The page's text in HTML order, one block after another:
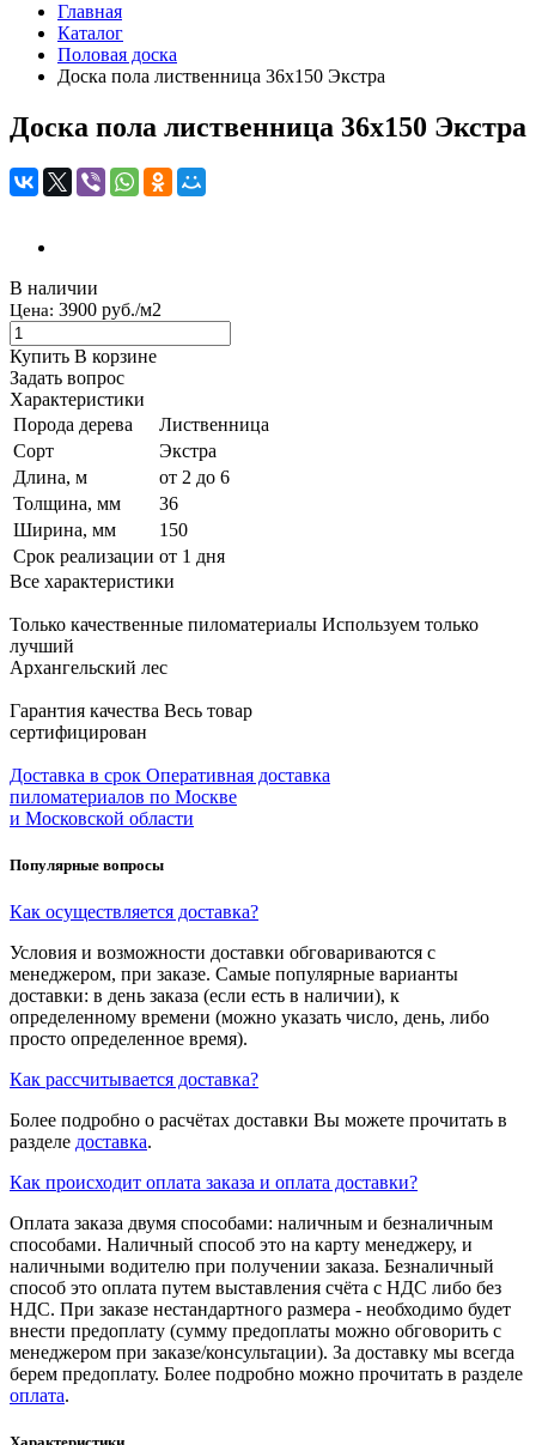
Главная
Каталог
Половая доска
Доска пола лиственница 36x150 Экстра
Доска пола лиственница 36x150 Экстра
В наличии
Цена: 3900 руб./м2
Купить В корзине
Задать вопрос
Характеристики
Порода дерева
Лиственница
Сорт
Экстра
Длина, м
от 2 до 6
Толщина, мм
36
Ширина, мм
150
Срок реализации от 1 дня
Все характеристики
Только качественные пиломатериалы Используем только
лучший
Архангельский лес
Гарантия качества Весь товар
сертифицирован
Доставка в срок Оперативная доставка
пиломатериалов по Москве
и Московской области
Популярные вопросы
Как осуществляется доставка?
Условия и возможности доставки обговариваются с
менеджером, при заказе. Самые популярные варианты
доставки: в день заказа (если есть в наличии), к
определенному времени (можно указать число, день, либо
просто определенное время).
Как рассчитывается доставка?
Более подробно о расчётах доставки Вы можете прочитать в
разделе доставка.
Как происходит оплата заказа и оплата доставки?
Оплата заказа двумя способами: наличным и безналичным
способами. Наличный способ это на карту менеджеру, и
наличными водителю при получении заказа. Безналичный
способ это оплата путем выставления счёта с НДС либо без
НДС. При заказе нестандартного размера - необходимо будет
внести предоплату (сумму предоплаты можно обговорить с
менеджером при заказе/консультации). За доставку мы всегда
берем предоплату. Более подробно можно прочитать в разделе
оплата.